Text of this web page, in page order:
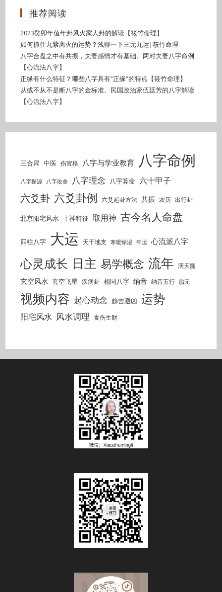
推荐阅读
2023癸卯年值年卦风火家人卦的解读【筱竹命理】
如何抓住九紫离火的运势？浅聊一下三元九运|筱竹命理
八字合盘之中有共振，夫妻感情才有基础。两对夫妻八字命例
【心流法八字】
正缘有什么特征？哪些八字具有“正缘”的特点【筱竹命理】
从或不从不是断八字的金标准。民国政治家伍廷芳的八字解读
【心流法八字】
三合局 中医 伤官格 八字与学业教育 八字命例
八字探源 八字改命 八字理念 八字算命 六十甲子
六爻卦 六爻卦例 六爻起卦方法 共振 农历 出行卦
北京阳宅风水 十神特征 取用神 古今名人命盘
四柱八字 大运 天干地支 寒暖燥湿 年运 心流派八字
心灵成长 日主 易学概念 流年 滴天髓
玄空风水 玄空飞星 疾病卦 相同八字 纳音 纳音五行 胎元
视频内容 起心动念 趋吉避凶 运势
阳宅风水 风水调理 食伤生财